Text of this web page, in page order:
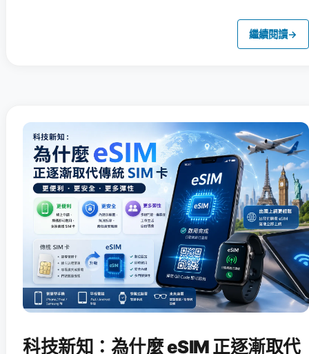
繼續閱讀→
科技新知：為什麼 eSIM 正逐漸取代